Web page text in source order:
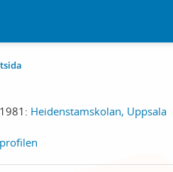
Heidenstamskolan, Uppsala